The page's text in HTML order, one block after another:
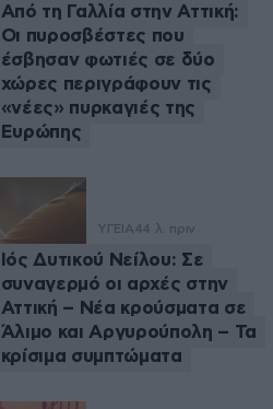
Από τη Γαλλία στην Αττική:
Οι πυροσβέστες που
έσβησαν φωτιές σε δύο
χώρες περιγράφουν τις
«νέες» πυρκαγιές της
Ευρώπης
ΥΓΕΙΑ44 λ. πριν
Ιός Δυτικού Νείλου: Σε
συναγερμό οι αρχές στην
Αττική – Νέα κρούσματα σε
Άλιμο και Αργυρούπολη – Τα
κρίσιμα συμπτώματα